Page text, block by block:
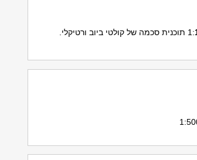
תוכנית סכמה של קולטי ביוב ורטיקלי.